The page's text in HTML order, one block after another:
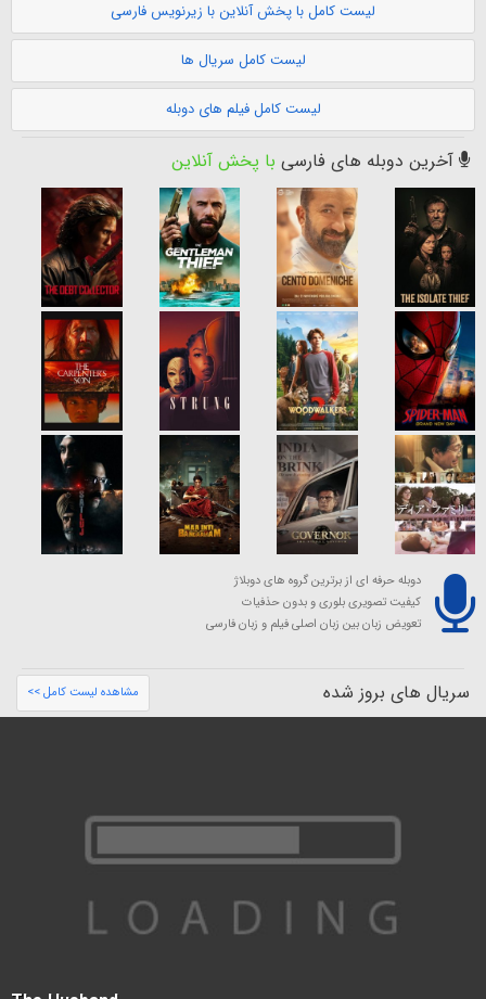
لیست کامل با پخش آنلاین با زیرنویس فارسی
لیست کامل سریال ها
لیست کامل فیلم های دوبله
آخرین دوبله های فارسی با پخش آنلاین
دوبله حرفه ای از برترین گروه های دوبلاژ
کیفیت تصویری بلوری و بدون حذفیات
تعویض زبان بین زبان اصلی فیلم و زبان فارسی
سریال های بروز شده مشاهده لیست کامل >>